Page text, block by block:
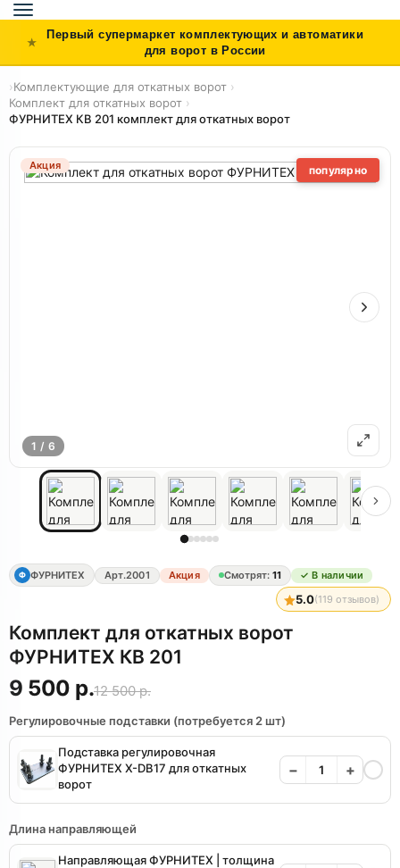
Toggle
navigation
Первый супермаркет комплектующих и автоматики
для ворот в России
›Комплектующие для откатных ворот ›
Комплект для откатных ворот ›
ФУРНИТЕХ КВ 201 комплект для откатных ворот
Акция популярно
1 / 6
Ф ФУРНИТЕХ Арт.2001 Акция Смотрят: 11 ✓ В наличии
5.0(119 отзывов)
Комплект для откатных ворот
ФУРНИТЕХ КВ 201
9 500 р.12 500 р.
Регулировочные подставки (потребуется 2 шт)
Подставка регулировочная
ФУРНИТЕХ X-DB17 для откатных
ворот
− +
Длина направляющей
Направляющая ФУРНИТЕХ | толщина